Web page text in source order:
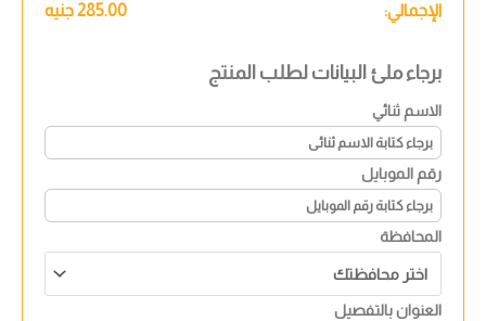
الإجمالي: 285.00جنيه
برجاء ملئ البيانات لطلب المنتج
الاسم ثنائي
رقم الموبايل
المحافظة
العنوان بالتفصيل